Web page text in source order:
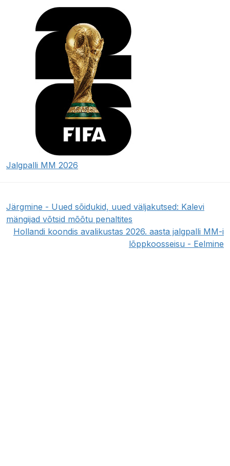
Jalgpalli MM 2026
Järgmine - Uued sõidukid, uued väljakutsed: Kalevi
mängijad võtsid mõõtu penaltites
Hollandi koondis avalikustas 2026. aasta jalgpalli MM-i
lõppkoosseisu - Eelmine